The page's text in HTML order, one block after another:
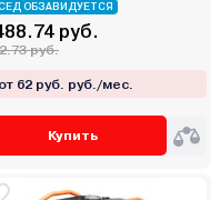
ОБЗАВИДУЕТСЯ
руб.
руб.
от 62 руб. руб./мес.
Купить